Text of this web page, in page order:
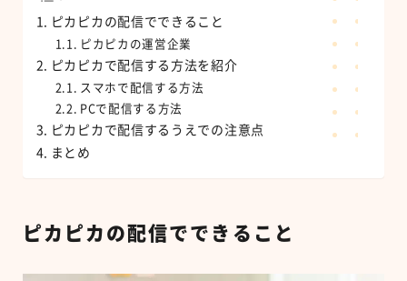
ピカピカの配信でできること
ピカピカの運営企業
ピカピカで配信する方法を紹介
スマホで配信する方法
PCで配信する方法
ピカピカで配信するうえでの注意点
まとめ
ピカピカの配信でできること